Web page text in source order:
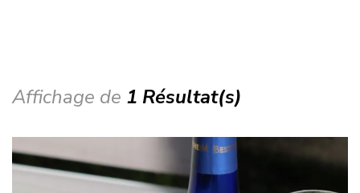
Affichage de 1 Résultat(s)